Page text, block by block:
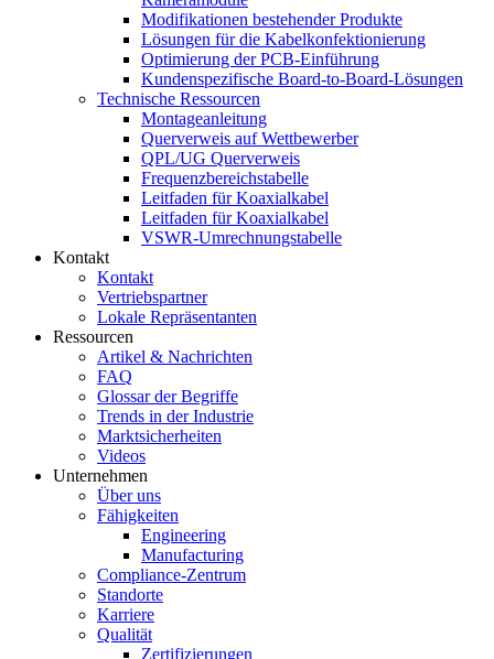
Modifikationen bestehender Produkte
Lösungen für die Kabelkonfektionierung
Optimierung der PCB-Einführung
Kundenspezifische Board-to-Board-Lösungen
Technische Ressourcen
Montageanleitung
Querverweis auf Wettbewerber
QPL/UG Querverweis
Frequenzbereichstabelle
Leitfaden für Koaxialkabel
Leitfaden für Koaxialkabel
VSWR-Umrechnungstabelle
Kontakt
Kontakt
Vertriebspartner
Lokale Repräsentanten
Ressourcen
Artikel & Nachrichten
FAQ
Glossar der Begriffe
Trends in der Industrie
Marktsicherheiten
Videos
Unternehmen
Über uns
Fähigkeiten
Engineering
Manufacturing
Compliance-Zentrum
Standorte
Karriere
Qualität
Zertifizierungen